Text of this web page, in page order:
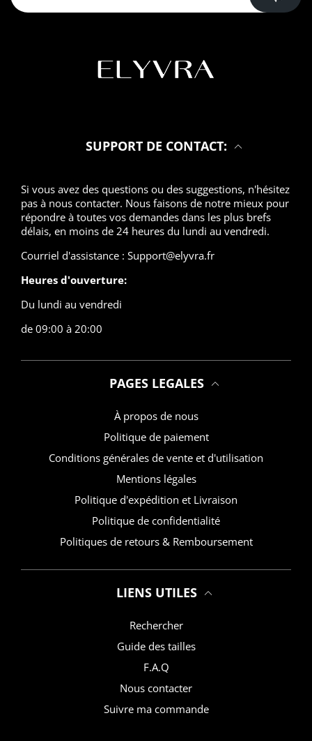
SUPPORT DE CONTACT:
Si vous avez des questions ou des suggestions, n'hésitez
pas à nous contacter. Nous faisons de notre mieux pour
répondre à toutes vos demandes dans les plus brefs
délais, en moins de 24 heures du lundi au vendredi.
Courriel d'assistance : Support@elyvra.fr
Heures d'ouverture:
Du lundi au vendredi
de 09:00 à 20:00
PAGES LEGALES
À propos de nous
Politique de paiement
Conditions générales de vente et d'utilisation
Mentions légales
Politique d'expédition et Livraison
Politique de confidentialité
Politiques de retours & Remboursement
LIENS UTILES
Rechercher
Guide des tailles
F.A.Q
Nous contacter
Suivre ma commande